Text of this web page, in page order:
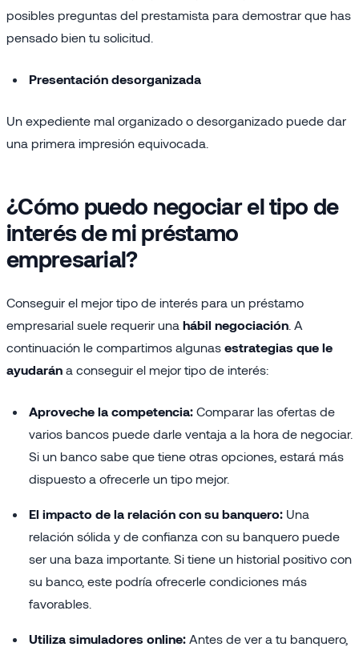
posibles preguntas del prestamista para demostrar que has
pensado bien tu solicitud.
Presentación desorganizada
Un expediente mal organizado o desorganizado puede dar
una primera impresión equivocada.
¿Cómo puedo negociar el tipo de
interés de mi préstamo
empresarial?
Conseguir el mejor tipo de interés para un préstamo
empresarial suele requerir una hábil negociación . A
continuación le compartimos algunas estrategias que le
ayudarán a conseguir el mejor tipo de interés:
Aproveche la competencia: Comparar las ofertas de
varios bancos puede darle ventaja a la hora de negociar.
Si un banco sabe que tiene otras opciones, estará más
dispuesto a ofrecerle un tipo mejor.
El impacto de la relación con su banquero: Una
relación sólida y de confianza con su banquero puede
ser una baza importante. Si tiene un historial positivo con
su banco, este podría ofrecerle condiciones más
favorables.
Utiliza simuladores online: Antes de ver a tu banquero,